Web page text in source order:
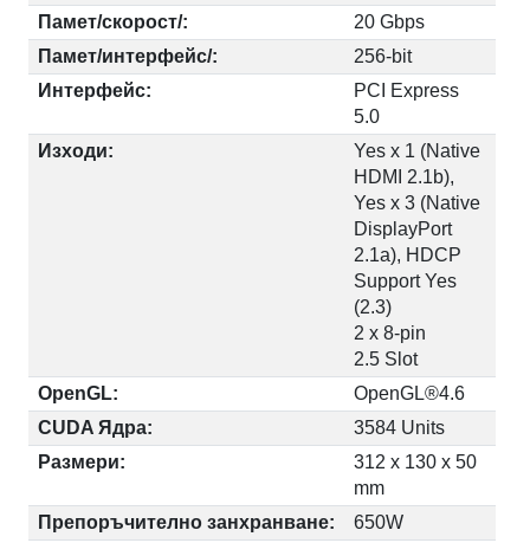
Памет/скорост/:
20 Gbps​
Памет/интерфейс/:
256-bit
Интерфейс:
PCI Express
5.0
Изходи:
Yes x 1 (Native
HDMI 2.1b),
Yes x 3 (Native
DisplayPort
2.1a), HDCP
Support Yes
(2.3)
2 x 8-pin
2.5 Slot
OpenGL:
OpenGL®4.6
CUDA Ядра:
3584 Units
Размери:
312 x 130 x 50
mm
Препоръчително занхранване:
650W